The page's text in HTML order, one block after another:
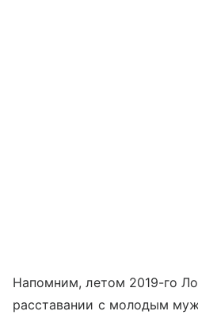
Напомним, летом 2019-го
расставании с молодым